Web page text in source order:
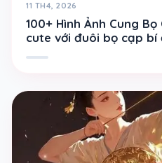
11 TH4, 2026
100+ Hình Ảnh Cung
cute với đuôi bọ cạp